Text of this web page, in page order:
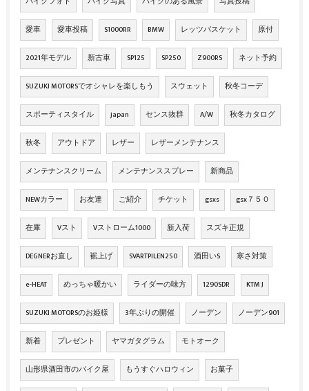
愛車 愛車投稿 S1000RR BMW レッツバスケット 原付
2021年モデル 新古車 SP125 SP250 Z900RS ネット予約
SUZUKI MOTORSでオシャレを楽しもう スウェット 秋冬コーデ
スポーティスタイル japan センス抜群 A/W 秋冬カタログ
秋冬 アウトドア レザー レザーメンテナンス
メンテナンスクリーム メンテナンススプレー 新商品
NEWカラー お友達 ご紹介 チケット gsxs gsx７５０
在庫 Vスト Vストローム1000 新入荷 スズキ正規
DEGNERお直し 裾上げ SVARTPILEN250 酒田いS 寒さ対策
e-HEAT めっちゃ暖かい ライダーの味方 1290SDR KTM J
SUZUKI MOTORSのお姫様 3年ぶりの開催 ノーデン ノーデン901
新着 プレゼント ヤマガタグラム モトオーク
山形県酒田市のバイク屋 もうすぐハロウィン お菓子